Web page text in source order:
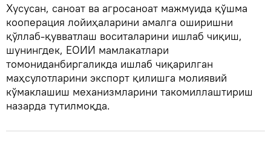
Хусусан, саноат ва агросаноат мажмуида қўшма
кооперация лойиҳаларини амалга оширишни
қўллаб-қувватлаш воситаларини ишлаб чиқиш,
шунингдек, ЕОИИ мамлакатлари
томониданбиргаликда ишлаб чиқарилган
маҳсулотларини экспорт қилишга молиявий
кўмаклашиш механизмларини такомиллаштириш
назарда тутилмоқда.